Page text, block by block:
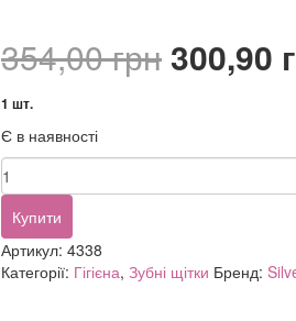
354,00грн
354,00
300,90
1 шт.
Є в наявності
Зубна
щітка
Silver
Care
Plus
жорстка
Купити
Артикул: 4338
Категорії: Гігієна, Зубні щітки Бренд: